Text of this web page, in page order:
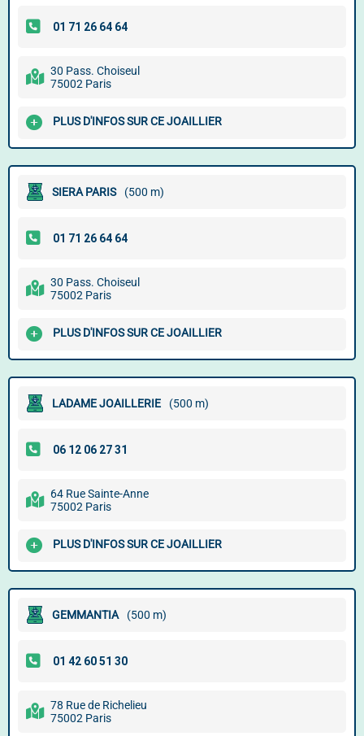
30 Pass. Choiseul
75002 Paris
PLUS D'INFOS SUR CE JOAILLIER
SIERA PARIS (500 m)
30 Pass. Choiseul
75002 Paris
PLUS D'INFOS SUR CE JOAILLIER
LADAME JOAILLERIE (500 m)
64 Rue Sainte-Anne
75002 Paris
PLUS D'INFOS SUR CE JOAILLIER
GEMMANTIA (500 m)
78 Rue de Richelieu
75002 Paris